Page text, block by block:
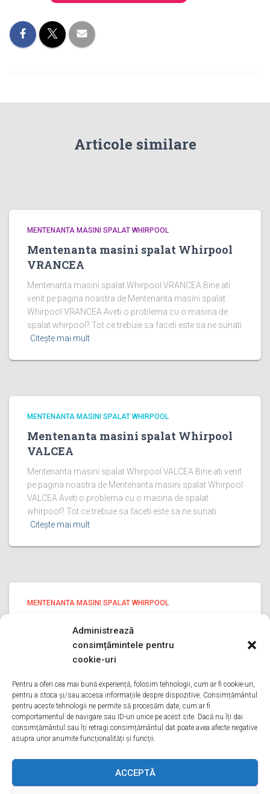
Administrează
consimțămintele pentru
cookie-uri
Pentru a oferi cea mai bună experiență, folosim tehnologii, cum ar fi cookie-uri,
pentru a stoca și/sau accesa informațiile despre dispozitive. Consimțământul
pentru aceste tehnologii ne permite să procesăm date, cum ar fi
comportamentul de navigare sau ID-uri unice pe acest site. Dacă nu îți dai
consimțământul sau îți retragi consimțământul dat poate avea afecte negative
asupra unor anumite funcționalități și funcții.
ACCEPTĂ
Articole similare
MENTENANTA MASINI SPALAT WHIRPOOL
Mentenanta masini spalat Whirpool
VRANCEA
Mentenanta masini spalat Whirpool VRANCEA Bine ati
venit pe pagina noastra de Mentenanta masini spalat
Whirpool VRANCEA Aveti o problema cu o masina de
spalat whirpool? Tot ce trebuie sa faceti este sa ne sunati
Citește mai mult
MENTENANTA MASINI SPALAT WHIRPOOL
Mentenanta masini spalat Whirpool
VALCEA
Mentenanta masini spalat Whirpool VALCEA Bine ati venit
pe pagina noastra de Mentenanta masini spalat Whirpool
VALCEA Aveti o problema cu o masina de spalat
whirpool? Tot ce trebuie sa faceti este sa ne sunati
Citește mai mult
MENTENANTA MASINI SPALAT WHIRPOOL
Mentenanta masini spalat Whirpool ILFOV Bine ati venit
ILFOV Aveti o problema cu o masina de spalat whirpool?
Tot ce trebuie sa faceti este sa ne sunati Citește mai mult
DESPRE NOI SERVICII